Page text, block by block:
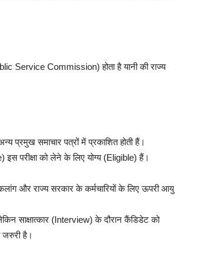
Service Commission) होता है यानी की राज्य
प्रमुख समाचार पत्रों में प्रकाशित होती हैं।
परीक्षा को लेने के लिए योग्य (Eligible) हैं।
और राज्य सरकार के कर्मचारियों के लिए ऊपरी आयु
साक्षात्कार (Interview) के दौरान कैंडिडेट को
जरुरी है।